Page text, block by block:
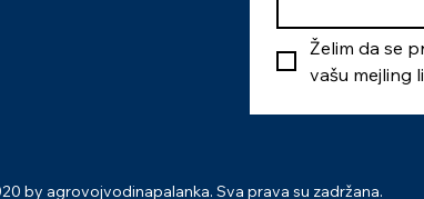
Želim da se
vašu mejling
by agrovojvodinapalanka. Sva prava su zadržana.